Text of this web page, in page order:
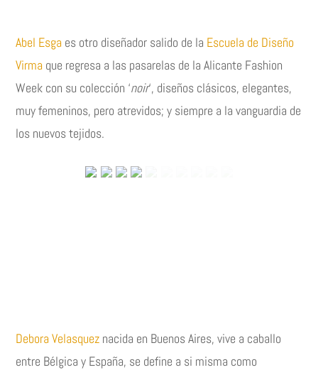
Abel Esga es otro diseñador salido de la Escuela de Diseño
Virma que regresa a las pasarelas de la Alicante Fashion
Week con su colección ‘noir‘, diseños clásicos, elegantes,
muy femeninos, pero atrevidos; y siempre a la vanguardia de
los nuevos tejidos.
Debora Velasquez nacida en Buenos Aires, vive a caballo
entre Bélgica y España, se define a si misma como